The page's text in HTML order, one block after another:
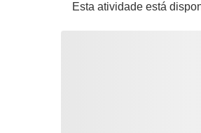
Esta atividade está